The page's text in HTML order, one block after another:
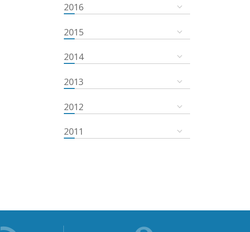
2016
2015
2014
2013
2012
2011